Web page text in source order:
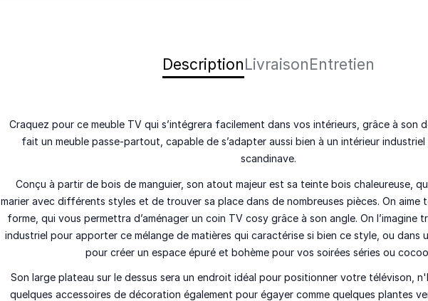
DescriptionLivraisonEntretien
Craquez pour ce meuble TV qui s’intégrera facilement dans vos intérieurs, grâce à son
fait un meuble passe-partout, capable de s’adapter aussi bien à un intérieur industriel
scandinave.
Conçu à partir de bois de manguier, son atout majeur est sa teinte bois chaleureuse,
marier avec différents styles et de trouver sa place dans de nombreuses pièces. On aime
forme, qui vous permettra d’aménager un coin TV cosy grâce à son angle. On l’imagine
industriel pour apporter ce mélange de matières qui caractérise si bien ce style, ou dans
pour créer un espace épuré et bohème pour vos soirées séries ou
Son large plateau sur le dessus sera un endroit idéal pour positionner votre télévison,
quelques accessoires de décoration également pour égayer comme quelques plantes